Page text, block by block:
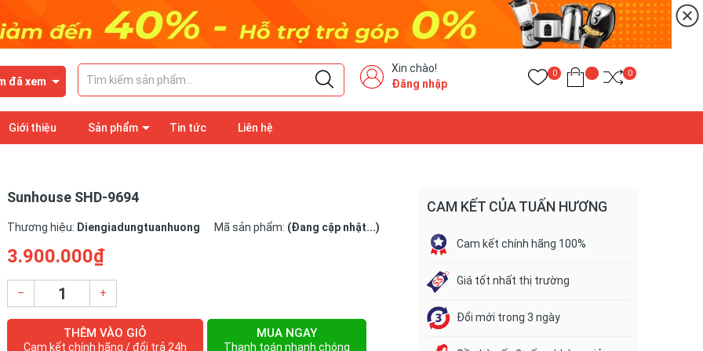
đã xem
Xin chào!
Đăng nhập
0 0
Giới thiệu Sản phẩm Tin tức Liên hệ
Sunhouse SHD-9694
Thương hiệu: Diengiadungtuanhuong Mã sản phẩm: (Đang cập nhật...)
3.900.000₫
– +
THÊM VÀO GIỎ
Cam kết chính hãng / đổi trả 24h
MUA NGAY
Thanh toán nhanh chóng
CAM KẾT CỦA TUẤN HƯƠNG
Cam kết chính hãng 100%
Giá tốt nhất thị trường
Đổi mới trong 3 ngày